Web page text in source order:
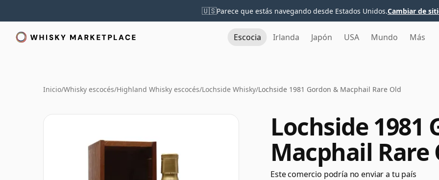
🇺🇸Parece que estás navegando desde Estados Unidos.Cambiar de
Escocia Irlanda Japón USA Mundo Más
Inicio/Whisky escocés/Highland Whisky escocés/Lochside Whisky/Lochside 1981 Gordon & Macphail Rare Old
Lochside 1981
Macphail Rare
Este comercio podría no enviar a tu país